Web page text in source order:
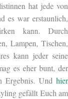
hat jede von
es war erstaunlich,
kann. Durch
Lampen, Tischen,
kann jeder seine
es eher bunt, der
Ergebnis. Und hier
gefällt Euch am